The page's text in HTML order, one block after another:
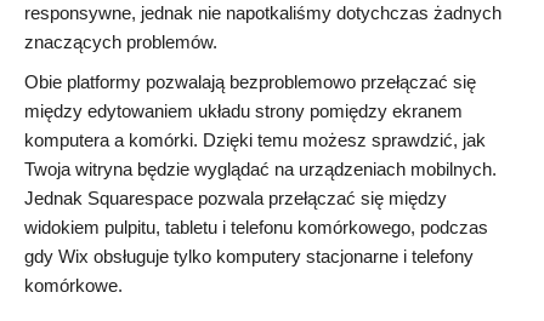
responsywne, jednak nie napotkaliśmy dotychczas żadnych
znaczących problemów.
Obie platformy pozwalają bezproblemowo przełączać się
między edytowaniem układu strony pomiędzy ekranem
komputera a komórki. Dzięki temu możesz sprawdzić, jak
Twoja witryna będzie wyglądać na urządzeniach mobilnych.
Jednak Squarespace pozwala przełączać się między
widokiem pulpitu, tabletu i telefonu komórkowego, podczas
gdy Wix obsługuje tylko komputery stacjonarne i telefony
komórkowe.